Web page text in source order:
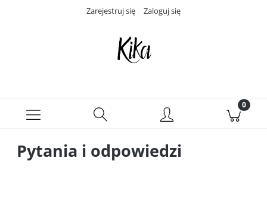
Zarejestruj się Zaloguj się
Pytania i odpowiedzi